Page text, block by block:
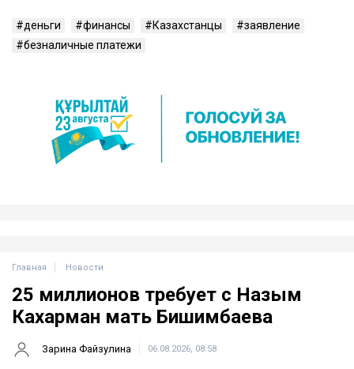
деньги финансы Казахстанцы
заявление
безналичные платежи